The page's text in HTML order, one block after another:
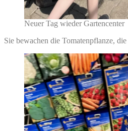
Neuer Tag wieder Gartencenter
Sie bewachen die Tomatenpflanze,